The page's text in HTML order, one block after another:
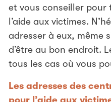
et vous conseiller
l’aide aux victimes.
adresser à eux, même
d’être au bon endroit.
tous les cas où vous
Les adresses des